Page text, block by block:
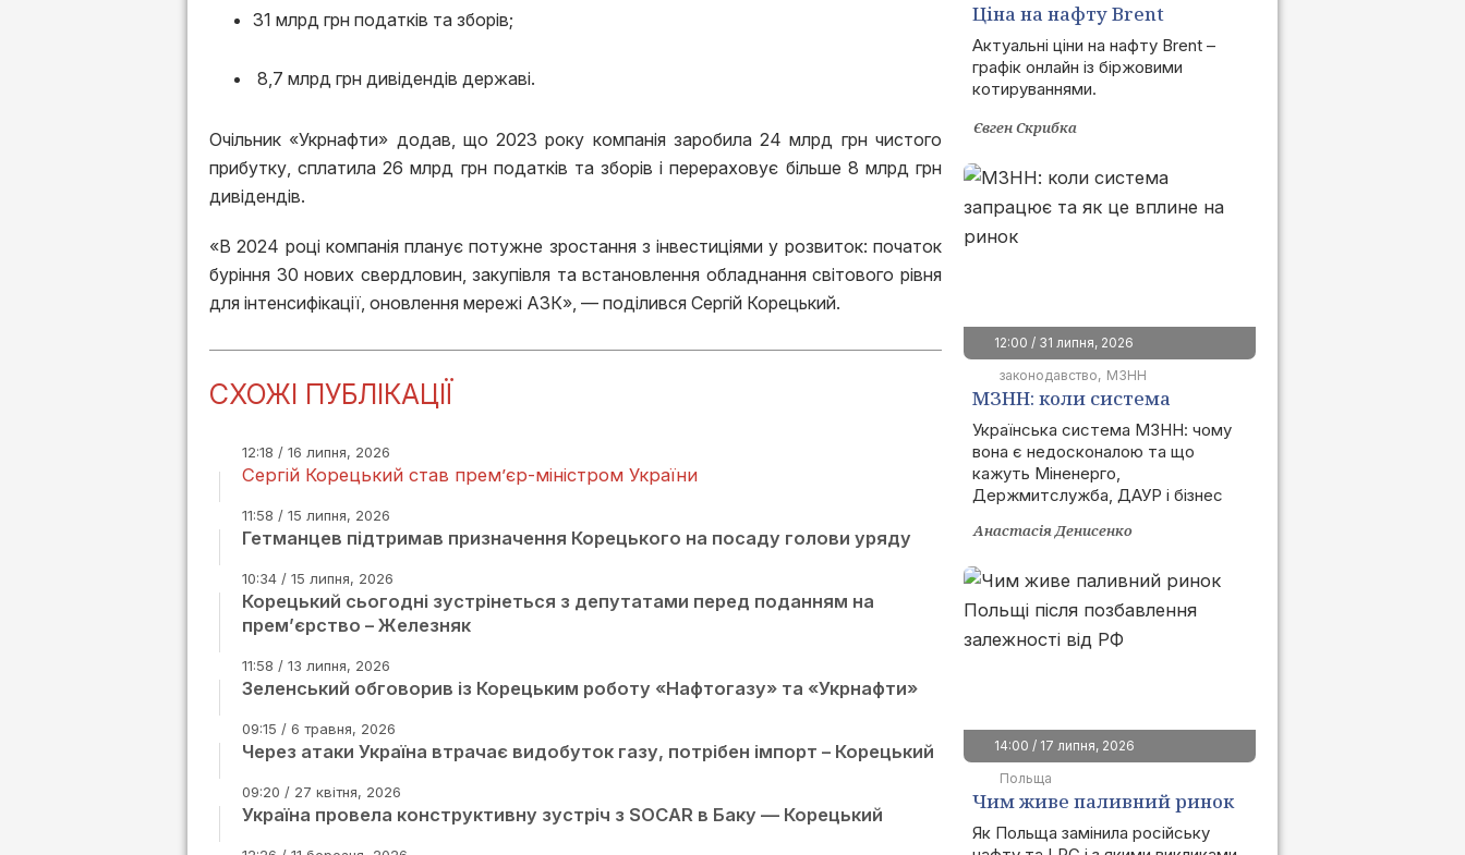
31 млрд грн податків та зборів;
8,7 млрд грн дивідендів державі.
Очільник «Укрнафти» додав, що 2023 року компанія заробила 24 млрд грн чистого
прибутку, сплатила 26 млрд грн податків та зборів і перераховує більше 8 млрд грн
дивідендів.
«В 2024 році компанія планує потужне зростання з інвестиціями у розвиток: початок
буріння 30 нових свердловин, закупівля та встановлення обладнання світового рівня
для інтенсифікації, оновлення мережі АЗК», — поділився Сергій Корецький.
СХОЖІ ПУБЛІКАЦІЇ
12:18 / 16 липня, 2026
Сергій Корецький став прем’єр-міністром України
11:58 / 15 липня, 2026
Гетманцев підтримав призначення Корецького на посаду голови уряду
10:34 / 15 липня, 2026
Корецький сьогодні зустрінеться з депутатами перед поданням на
прем’єрство – Железняк
11:58 / 13 липня, 2026
Зеленський обговорив із Корецьким роботу «Нафтогазу» та «Укрнафти»
09:15 / 6 травня, 2026
Через атаки Україна втрачає видобуток газу, потрібен імпорт – Корецький
09:20 / 27 квітня, 2026
Україна провела конструктивну зустріч з SOCAR в Баку — Корецький
Ціна на нафту Brent
сьогодні | графік онлайн
Актуальні ціни на нафту Brent –
графік онлайн із біржовими
котируваннями.
Євген Скрибка
12:00 / 31 липня, 2026
законодавство
МЗНН
МЗНН: коли система
запрацює та як це вплине
на ринок
Українська система МЗНН: чому
вона є недосконалою та що
кажуть Міненерго,
Держмитслужба, ДАУР і бізнес
Анастасія Денисенко
14:00 / 17 липня, 2026
Польща
Чим живе паливний ринок
Польщі після позбавлення
Як Польща замінила російську